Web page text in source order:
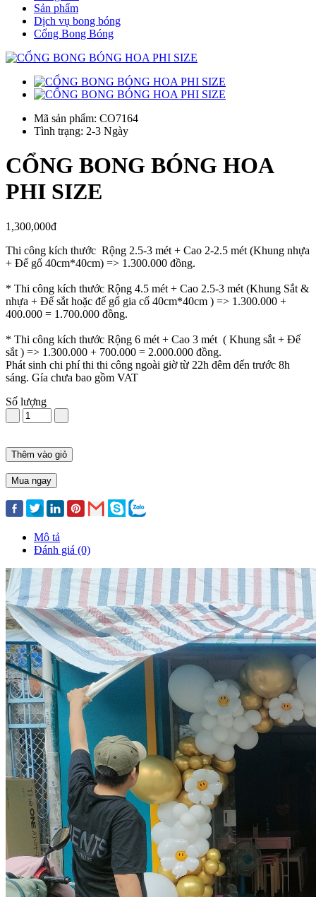
Sản phẩm
Dịch vụ bong bóng
Cổng Bong Bóng
Mã sản phẩm: CO7164
Tình trạng: 2-3 Ngày
CỔNG BONG BÓNG HOA
PHI SIZE
1,300,000đ
Thi công kích thước Rộng 2.5-3 mét + Cao 2-2.5 mét (Khung nhựa
+ Đế gổ 40cm*40cm) => 1.300.000 đồng.
* Thi công kích thước Rộng 4.5 mét + Cao 2.5-3 mét (Khung Sắt &
nhựa + Đế sắt hoặc đế gổ gia cố 40cm*40cm ) => 1.300.000 +
400.000 = 1.700.000 đồng.
* Thi công kích thước Rộng 6 mét + Cao 3 mét ( Khung sắt + Đế
sắt ) => 1.300.000 + 700.000 = 2.000.000 đồng.
Phát sinh chi phí thi thi công ngoài giờ từ 22h đêm đến trước 8h
sáng. Gía chưa bao gồm VAT
Số lượng
Thêm vào giỏ
Mua ngay
Mô tả
Đánh giá (0)